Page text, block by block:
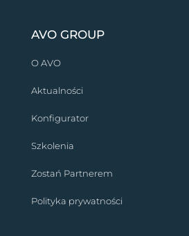
AVO GROUP
O AVO
Aktualności
Konfigurator
Szkolenia
Zostań Partnerem
Polityka prywatności